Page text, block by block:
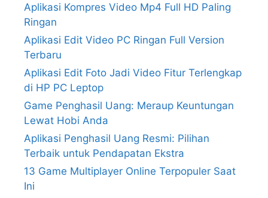
Aplikasi Kompres Video Mp4 Full HD Paling
Ringan
Aplikasi Edit Video PC Ringan Full Version
Terbaru
Aplikasi Edit Foto Jadi Video Fitur Terlengkap
di HP PC Leptop
Game Penghasil Uang: Meraup Keuntungan
Lewat Hobi Anda
Aplikasi Penghasil Uang Resmi: Pilihan
Terbaik untuk Pendapatan Ekstra
13 Game Multiplayer Online Terpopuler Saat
Ini